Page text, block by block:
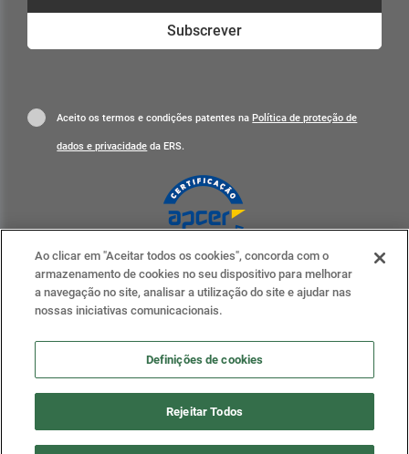
Subscrever
Aceito os termos e condições patentes naPolítica de proteção de
dados e privacidade da ERS.
ERS nas redes sociais
Ao clicar em "Aceitar todos os cookies", concorda com o
armazenamento de cookies no seu dispositivo para melhorar
a navegação no site, analisar a utilização do site e ajudar nas
nossas iniciativas comunicacionais.
Definições de cookies
Rejeitar Todos